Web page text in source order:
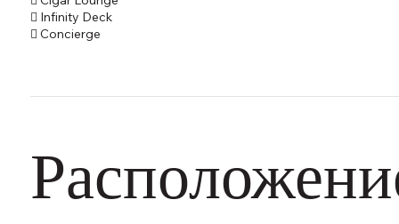
 Infinity Deck
 Concierge